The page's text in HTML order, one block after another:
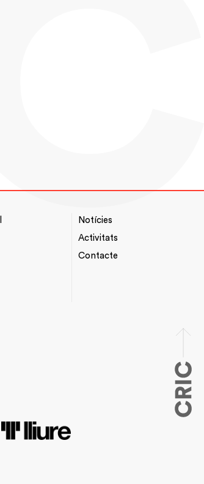
*TOP
MENU
Notícies
Activitats
Contacte